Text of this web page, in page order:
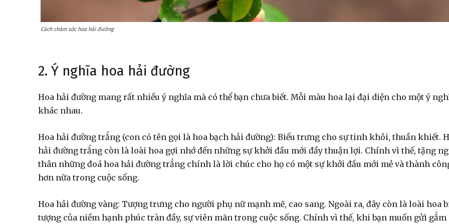
Cách chăm sóc hoa hải đường
2. Ý nghĩa hoa hải đường
Hoa hải đường mang rất nhiều ý nghĩa mà có thể bạn chưa biết. Mỗi màu hoa lại đại diện cho một ý
khác nhau.
Hoa hải đường trắng (con có tên gọi là hoa bạch hải đường): Biểu trưng cho sự tinh khôi, thuần khiết.
hải đường trắng còn là loài hoa gợi nhớ đến những sự khởi đầu mới đầy thuận lợi. Chính vì thế, tặng
thân những đoá hoa hải đường trắng chính là lời chúc cho họ có một sự khởi đầu mới mẻ và thành
hơn nữa trong cuộc sống.
Hoa hải đường vàng: Tượng trưng cho người phụ nữ mạnh mẽ, cao sang. Ngoài ra, đây còn là loài hoa
tượng của niềm hạnh phúc tràn đầy, sự viên mãn trong cuộc sống. Chính vì thế, khi bạn muốn gửi gắm